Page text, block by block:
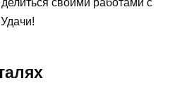
своими работами с